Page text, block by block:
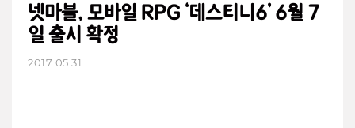
넷마블, 모바일 RPG ‘데스티니6’ 6월 7
일 출시 확정
2017.05.31
공
이
위